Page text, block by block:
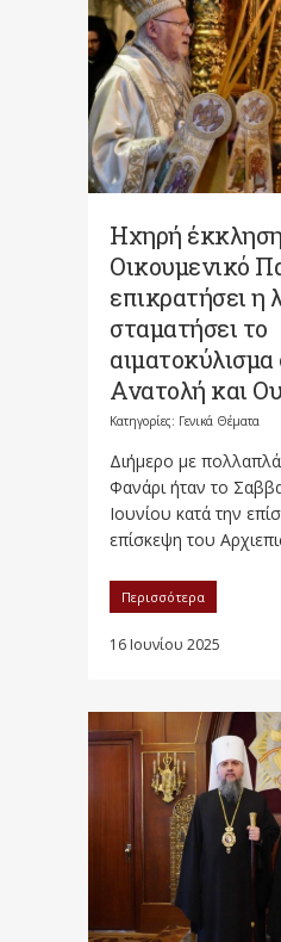
Ηχηρή
Οικουμενικό
επικρατήσει η
σταματήσει το
Ανατολή και
Κατηγορίες: Γενικά Θέματα
Διήμερο με
Φανάρι ήταν το
Ιουνίου κατά την
επίσκεψη του
Περισσότερα
16 Ιουνίου 2025